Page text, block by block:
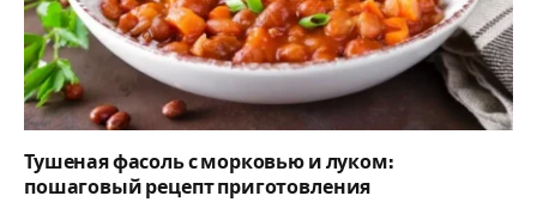
Тушеная фасоль с морковью и луком:
пошаговый рецепт приготовления